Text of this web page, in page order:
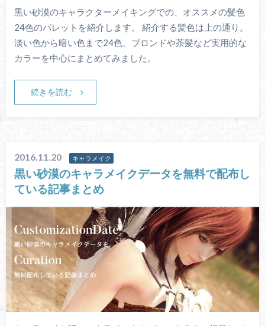
黒い砂漠のキャラクターメイキングでの、オススメの髪色
24色のパレットを紹介します。 紹介する髪色は上の通り。
淡い色から暗い色まで24色。ブロンドや茶髪など実用的な
カラーを中心にまとめてみました。
続きを読む
2016.11.20 キャラメイク
黒い砂漠のキャラメイクデータを無料で配布し
ている記事まとめ